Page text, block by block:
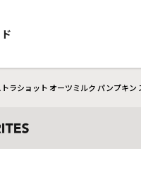
ラショット オーツミルク パンプキン